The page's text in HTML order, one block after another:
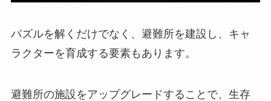
パズルを解くだけでなく、避難所を建設し、キャ
ラクターを育成する要素もあります。
避難所の施設をアップグレードすることで、生存